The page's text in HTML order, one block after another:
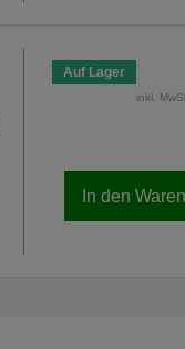
Auf Lager
inkl.
In den